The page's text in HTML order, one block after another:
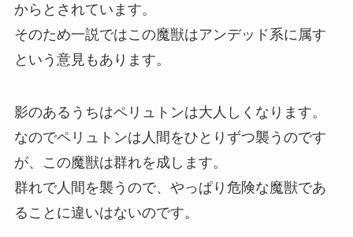
からとされています。
そのため一説ではこの魔獣はアンデッド系に属す
という意見もあります。
影のあるうちはペリュトンは大人しくなります。
なのでペリュトンは人間をひとりずつ襲うのです
が、この魔獣は群れを成します。
群れで人間を襲うので、やっぱり危険な魔獣であ
ることに違いはないのです。